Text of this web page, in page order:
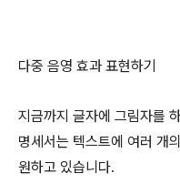
다중 음영 효과 표현하기
지금까지 글자에 그림자를
명세서는 텍스트에 여러 개
원하고 있습니다.